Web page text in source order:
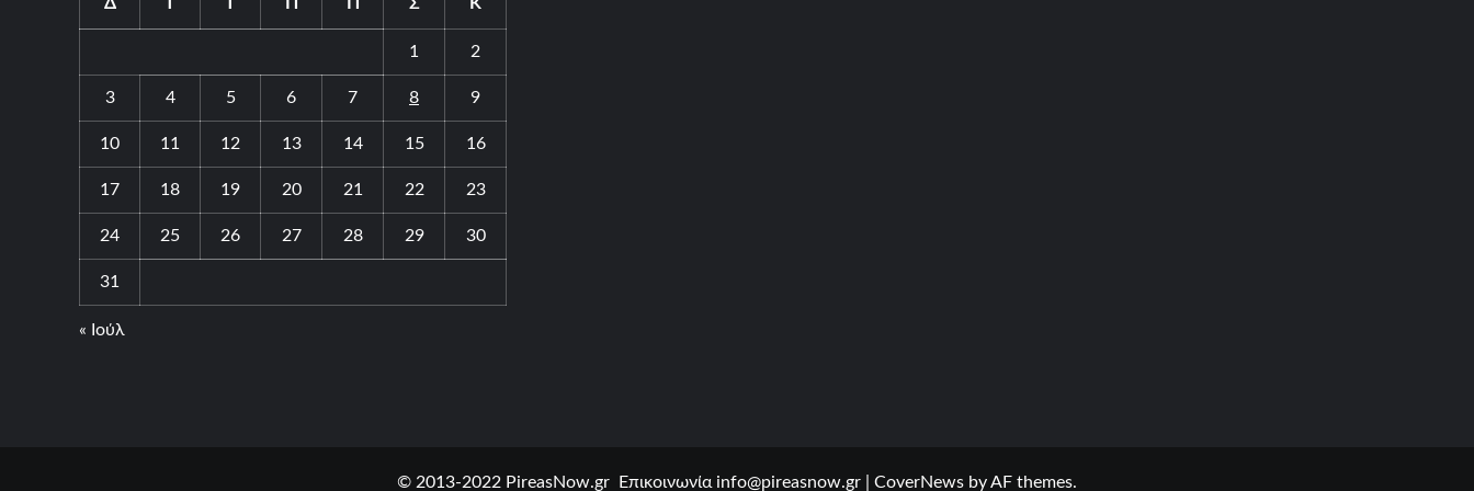
1 2
3 4 5 6 7 8 9
10 11 12 13 14 15 16
17 18 19 20 21 22 23
24 25 26 27 28 29 30
31
« Ιούλ
© 2013-2022 PireasNow.gr Επικοινωνία info@pireasnow.gr CoverNews by AF themes.